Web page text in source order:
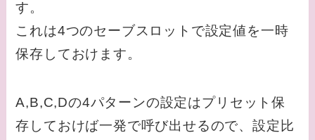
す。
これは4つのセーブスロットで設定値を一時
保存しておけます。
A,B,C,Dの4パターンの設定はプリセット保
存しておけば一発で呼び出せるので、設定比